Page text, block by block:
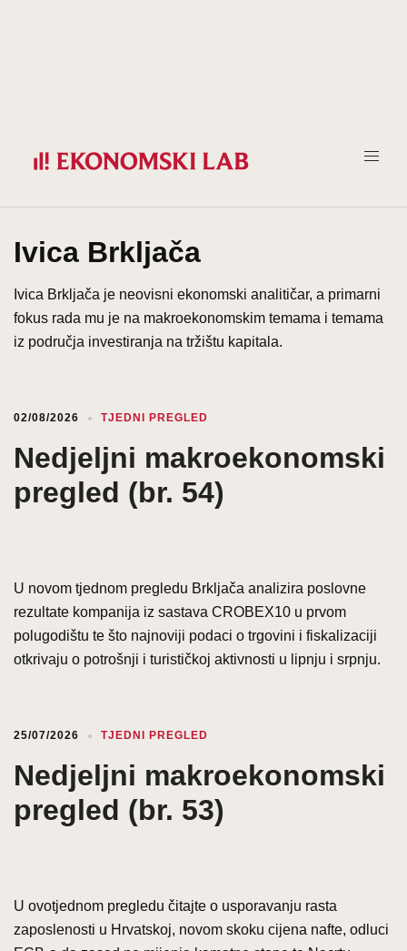
Ivica Brkljača
Ivica Brkljača je neovisni ekonomski analitičar, a primarni
fokus rada mu je na makroekonomskim temama i temama
iz područja investiranja na tržištu kapitala.
02/08/2026 TJEDNI PREGLED
Nedjeljni makroekonomski
pregled (br. 54)
U novom tjednom pregledu Brkljača analizira poslovne
rezultate kompanija iz sastava CROBEX10 u prvom
polugodištu te što najnoviji podaci o trgovini i fiskalizaciji
otkrivaju o potrošnji i turističkoj aktivnosti u lipnju i srpnju.
25/07/2026 TJEDNI PREGLED
Nedjeljni makroekonomski
pregled (br. 53)
U ovotjednom pregledu čitajte o usporavanju rasta
zaposlenosti u Hrvatskoj, novom skoku cijena nafte, odluci